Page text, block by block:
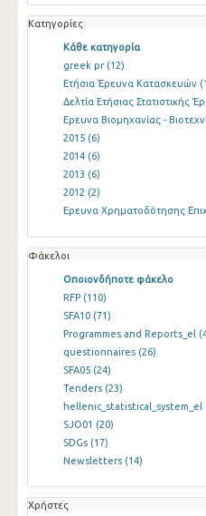
Κατηγορίες
Κάθε κατηγορία
greek pr (12)
Ετήσια Έρευνα Κατασκευών
Δελτία Ετήσιας Στατιστικής
Ερευνα Βιομηχανίας -
2015 (6)
2014 (6)
2013 (6)
2012 (2)
Ερευνα Χρηματοδότησης
Φάκελοι
Οποιονδήποτε φάκελο
RFP (110)
SFA10 (71)
Programmes and Reports_el
questionnaires (26)
SFA05 (24)
Tenders (23)
hellenic_statistical_system_el
SJO01 (20)
SDGs (17)
Newsletters (14)
Χρήστες